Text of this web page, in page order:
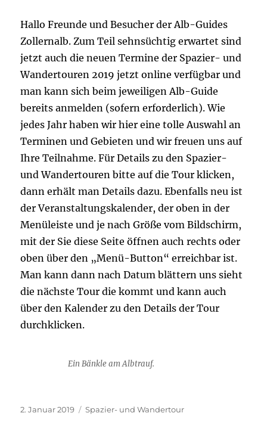
Hallo Freunde und Besucher der Alb-Guides
Zollernalb. Zum Teil sehnsüchtig erwartet sind
jetzt auch die neuen Termine der Spazier- und
Wandertouren 2019 jetzt online verfügbar und
man kann sich beim jeweiligen Alb-Guide
bereits anmelden (sofern erforderlich). Wie
jedes Jahr haben wir hier eine tolle Auswahl an
Terminen und Gebieten und wir freuen uns auf
Ihre Teilnahme. Für Details zu den Spazier-
und Wandertouren bitte auf die Tour klicken,
dann erhält man Details dazu. Ebenfalls neu ist
der Veranstaltungskalender, der oben in der
Menüleiste und je nach Größe vom Bildschirm,
mit der Sie diese Seite öffnen auch rechts oder
oben über den „Menü-Button“ erreichbar ist.
Man kann dann nach Datum blättern uns sieht
die nächste Tour die kommt und kann auch
über den Kalender zu den Details der Tour
durchklicken.
Ein Bänkle am Albtrauf.
Veröffentlicht
2. Januar 2019 Kategorien
Spazier- und Wandertour